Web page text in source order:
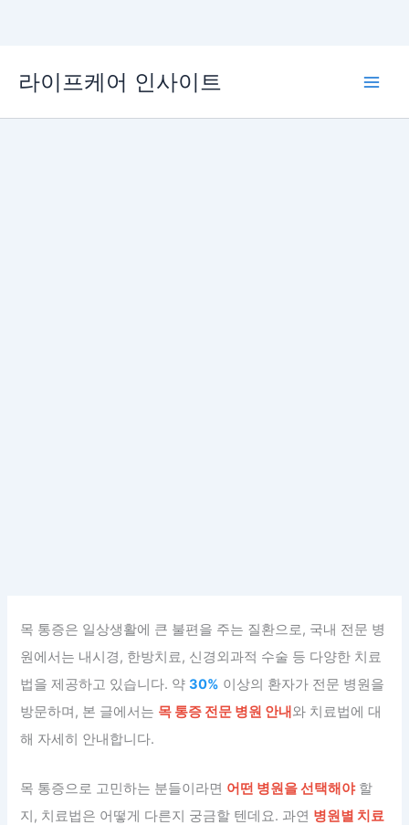
로
라이프케어 인사이트
목 통증은 일상생활에 큰 불편을 주는 질환으로, 국내 전문 병
원에서는 내시경, 한방치료, 신경외과적 수술 등 다양한 치료
법을 제공하고 있습니다. 약30% 이상의 환자가 전문 병원을
방문하며, 본 글에서는 목 통증 전문 병원 안내와 치료법에 대
해 자세히 안내합니다.
목 통증으로 고민하는 분들이라면 어떤 병원을 선택해야할
지, 치료법은 어떻게 다른지 궁금할 텐데요. 과연 병원별 치료